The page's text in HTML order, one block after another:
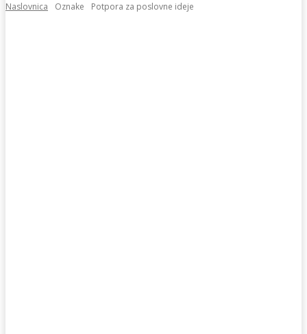
Naslovnica Oznake Potpora za poslovne ideje